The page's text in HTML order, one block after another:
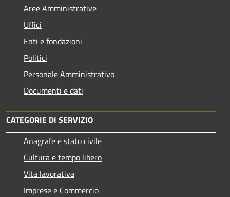
Aree Amministrative
Uffici
Enti e fondazioni
Politici
Personale Amministrativo
Documenti e dati
CATEGORIE DI SERVIZIO
Anagrafe e stato civile
Cultura e tempo libero
Vita lavorativa
Imprese e Commercio